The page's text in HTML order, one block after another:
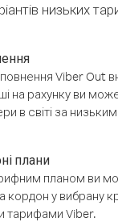
низьких
Viber Out
на рахунку ви
в світі за
плани
планом ви
кордон у вибрану
тарифами Viber.